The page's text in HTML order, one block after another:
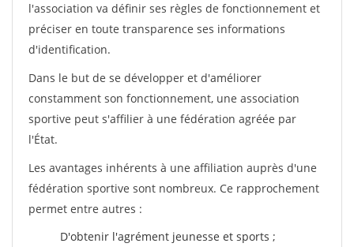
l'association va définir ses règles de fonctionnement et
préciser en toute transparence ses informations
d'identification.
Dans le but de se développer et d'améliorer
constamment son fonctionnement, une association
sportive peut s'affilier à une fédération agréée par
l'État.
Les avantages inhérents à une affiliation auprès d'une
fédération sportive sont nombreux. Ce rapprochement
permet entre autres :
D'obtenir l'agrément jeunesse et sports ;